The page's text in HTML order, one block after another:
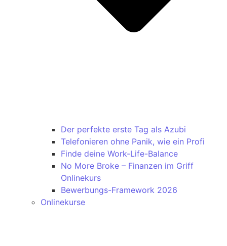
Der perfekte erste Tag als Azubi
Telefonieren ohne Panik, wie ein Profi
Finde deine Work-Life-Balance
No More Broke – Finanzen im Griff
Onlinekurs
Bewerbungs-Framework 2026
Onlinekurse